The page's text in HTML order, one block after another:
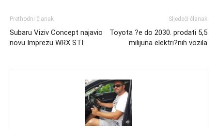
Prethodni članak
Subaru Viziv Concept najavio
novu Imprezu WRX STI
Sljedeći članak
Toyota ?e do 2030. prodati 5,5
milijuna elektri?nih vozila